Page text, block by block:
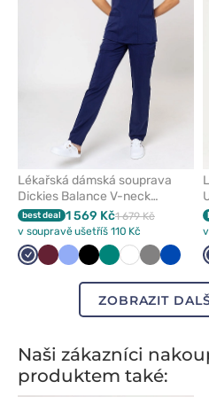
Lékařská dámská souprava
Dickies Balance V-neck
námořnická modř
best deal 1 569 Kč1 679 Kč
v soupravě ušetříš 110 Kč
Námořnická
Třešňová
KlasickyČernáZelená
Bílá Šedá
ZOBRAZIT
Naši zákazníci
produktem také: